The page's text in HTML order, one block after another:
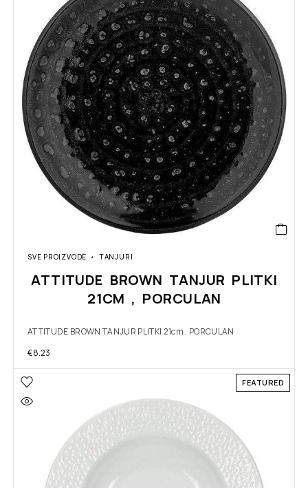
SVE PROIZVODE TANJURI
ATTITUDE BROWN TANJUR PLITKI
21CM , PORCULAN
ATTITUDE BROWN TANJUR PLITKI 21cm , PORCULAN
€8.23
FEATURED